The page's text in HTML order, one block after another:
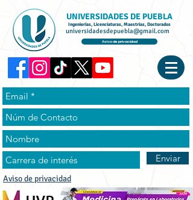
UNIVERSIDADES DE PUEBLA
Ingenierías, Licenciaturas, Maestrías, Doctorados
universidadesdepuebla@gmail.com
Aviso de privacidad
Enviar
Aviso de privacidad